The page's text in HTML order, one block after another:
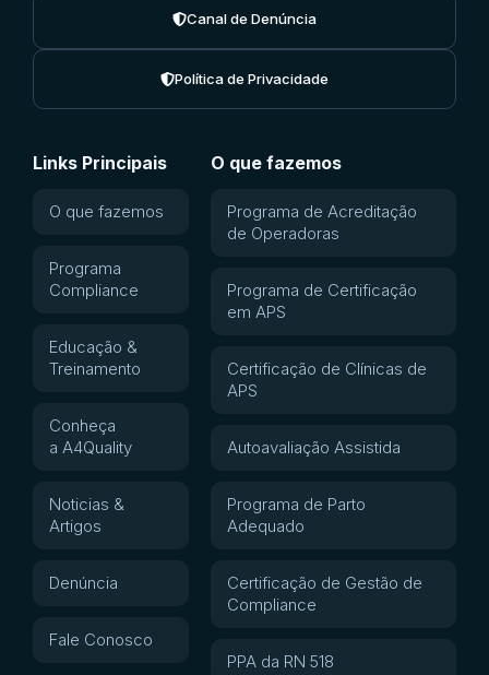
Canal de Denúncia
Política de Privacidade
Links Principais
O que fazemos
Programa
Compliance
Educação &
Treinamento
Conheça
a A4Quality
Noticias &
Artigos
Denúncia
Fale Conosco
O que fazemos
Programa de Acreditação
de Operadoras
Programa de Certificação
em APS
Certificação de Clínicas de
APS
Autoavaliação Assistida
Programa de Parto
Adequado
Certificação de Gestão de
Compliance
PPA da RN 518